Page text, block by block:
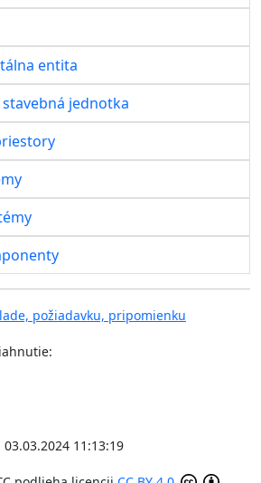
entita
jednotka
požiadavku, pripomienku
11:13:19